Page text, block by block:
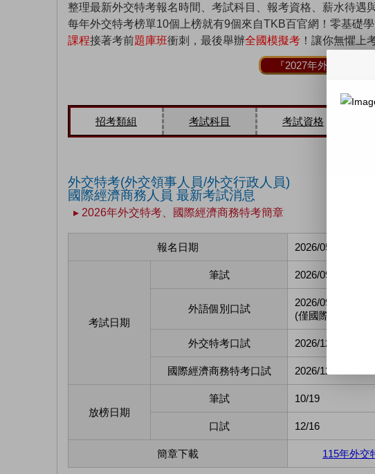
整理最新外交特考報名時間、考試科目、報考資格、薪水待遇
每年外交特考榜單10個上榜就有9個來自TKB百官網！零基礎
課程接著考前題庫班衝刺，最後舉辦全國模擬考 ！讓你無懼上
『2027年外交特考專
招考類組 考試科目 考試資格
外交特考(外交領事人員/外交行政人員)
國際經濟商務人員 最新考試消息
▸ 2026年外交特考、國際經濟商務特考簡章
報名日期 2026/05/26-06/04
考試日期
筆試 2026/09/05-09/06
外語個別口試
2026/09/07
(僅國際經濟商務
外交特考口試 2026/12/12
國際經濟商務特考口試 2026/12/13
放榜日期
筆試 10/19
口試 12/16
簡章下載 115年外交